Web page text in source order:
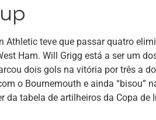
Athletic teve que passar quatro
Ham. Will Grigg está a ser um
dois gols na vitória por três a
o Bournemouth e ainda “bisou”
tabela de artilheiros da Copa de